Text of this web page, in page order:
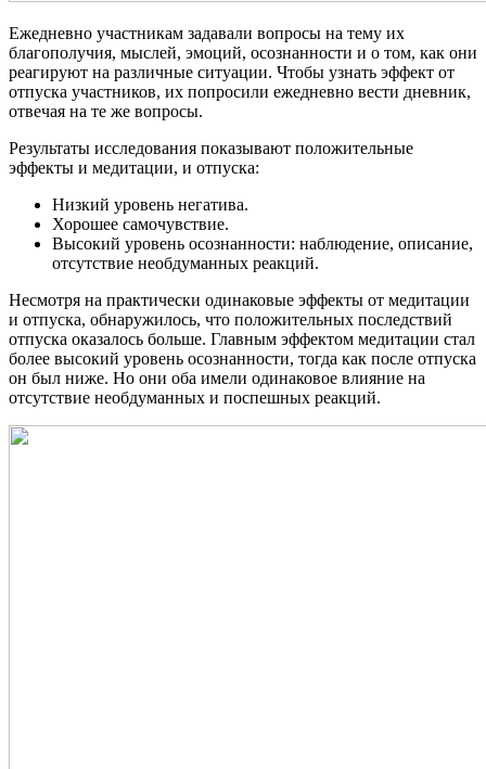
Ежедневно участникам задавали вопросы на тему их
благополучия, мыслей, эмоций, осознанности и о том, как они
реагируют на различные ситуации. Чтобы узнать эффект от
отпуска участников, их попросили ежедневно вести дневник,
отвечая на те же вопросы.
Результаты исследования показывают положительные
эффекты и медитации, и отпуска:
Низкий уровень негатива.
Хорошее самочувствие.
Высокий уровень осознанности: наблюдение, описание,
отсутствие необдуманных реакций.
Несмотря на практически одинаковые эффекты от медитации
и отпуска, обнаружилось, что положительных последствий
отпуска оказалось больше. Главным эффектом медитации стал
более высокий уровень осознанности, тогда как после отпуска
он был ниже. Но они оба имели одинаковое влияние на
отсутствие необдуманных и поспешных реакций.